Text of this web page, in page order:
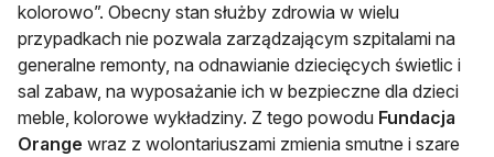
kolorowo”. Obecny stan służby zdrowia w wielu
przypadkach nie pozwala zarządzającym szpitalami na
generalne remonty, na odnawianie dziecięcych świetlic i
sal zabaw, na wyposażanie ich w bezpieczne dla dzieci
meble, kolorowe wykładziny. Z tego powodu Fundacja
Orange wraz z wolontariuszami zmienia smutne i szare